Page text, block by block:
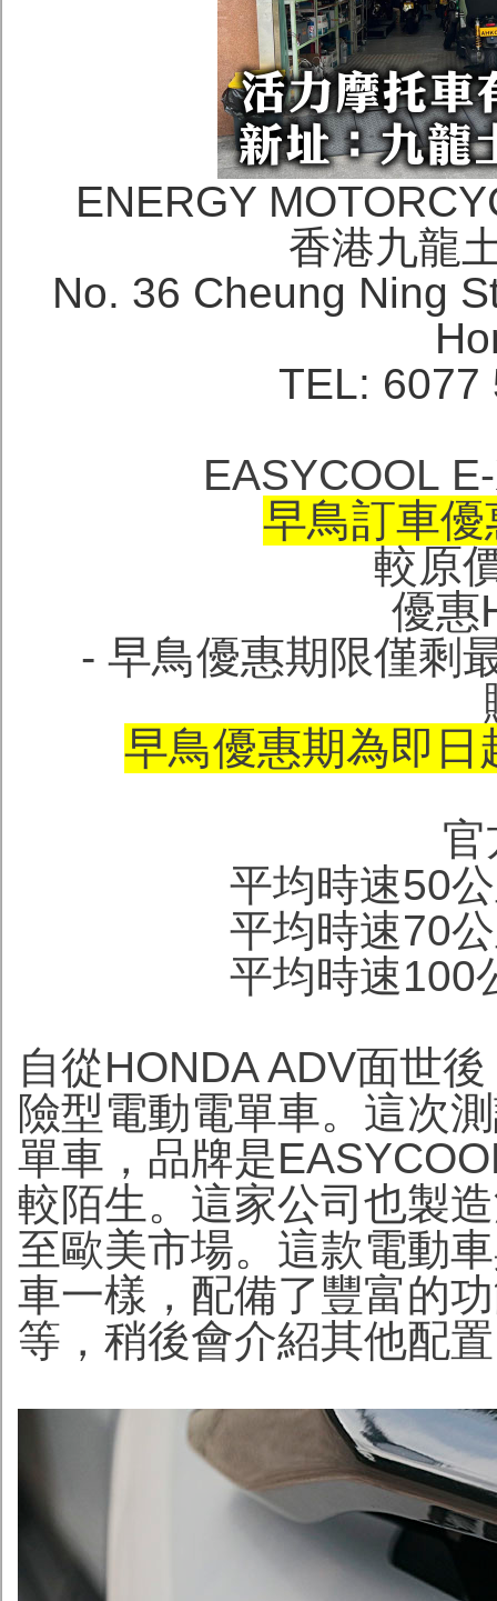
ENERGY
香港九龍
No. 36 Cheung Ning
TEL: 6077
EASYCOOL
早鳥訂車
較原
優惠
- 早鳥優惠期限僅剩
早鳥優惠期為即日
官
平均時速50
平均時速70
平均時速100
自從HONDA ADV面世
險型電動電單車。這次
單車，品牌是
較陌生。這家公司也製
至歐美市場。這款電動
車一樣，配備了豐富的
等，稍後會介紹其他配